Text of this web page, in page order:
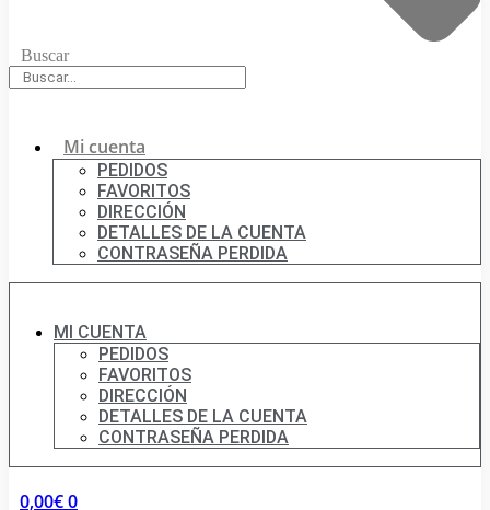
Buscar
Mi cuenta
PEDIDOS
FAVORITOS
DIRECCIÓN
DETALLES DE LA CUENTA
CONTRASEÑA PERDIDA
MI CUENTA
PEDIDOS
FAVORITOS
DIRECCIÓN
DETALLES DE LA CUENTA
CONTRASEÑA PERDIDA
0,00€0